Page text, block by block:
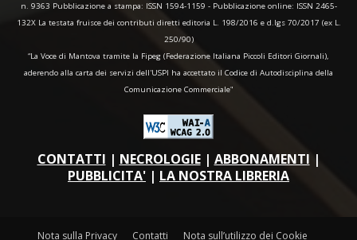
n. 9363 Pubblicazione a stampa: ISSN 1594-1159 - Pubblicazione online: ISSN 2465-
132X La testata fruisce dei contributi diretti editoria L. 198/2016 e d.lgs 70/2017 (ex L.
250/90)
“La Voce di Mantova tramite la Fipeg (Federazione Italiana Piccoli Editori Giornali),
aderendo alla carta dei servizi dell'USPI ha accettato il Codice di Autodisciplina della
Comunicazione Commerciale"
CONTATTI | NECROLOGIE| ABBONAMENTI |
PUBBLICITA' | LA NOSTRA LIBRERIA
Nota sulla Privacy Contatti Nota sull’utilizzo dei Cookie